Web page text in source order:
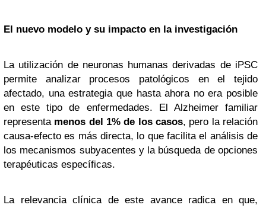
El nuevo modelo y su impacto en la investigación
La utilización de neuronas humanas derivadas de iPSC
permite analizar procesos patológicos en el tejido
afectado, una estrategia que hasta ahora no era posible
en este tipo de enfermedades. El Alzheimer familiar
representa menos del 1% de los casos, pero la relación
causa-efecto es más directa, lo que facilita el análisis de
los mecanismos subyacentes y la búsqueda de opciones
terapéuticas específicas.
La relevancia clínica de este avance radica en que,